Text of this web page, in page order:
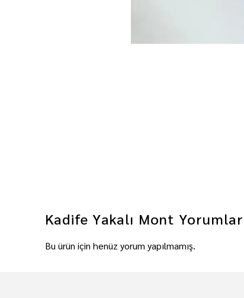
Kadife Yakalı Mont Yorumlar
Bu ürün için henüz yorum yapılmamış.